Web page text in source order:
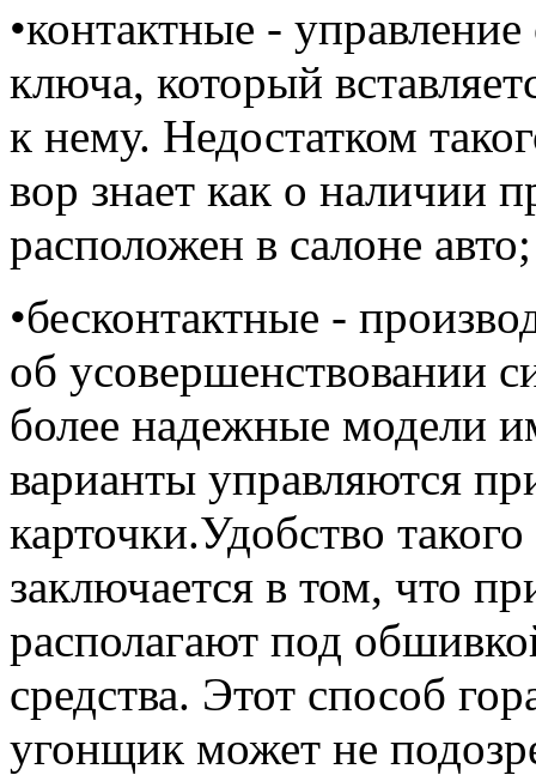
•контактные -
ключа, который
к нему. Недостатком
вор знает как о наличии
расположен в салоне авто;
•бесконтактные -
об усовершенствовании
более надежные модели
варианты управляются
карточки.Удобство
заключается в том, что
располагают под
средства. Этот способ
угонщик может не